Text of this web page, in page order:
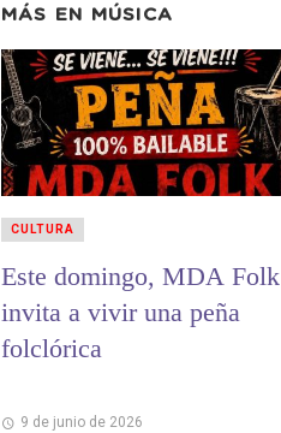
MÁS EN MÚSICA
Este domingo, MDA Folk
invita a vivir una peña
folclórica
9 de junio de 2026
CULTURA